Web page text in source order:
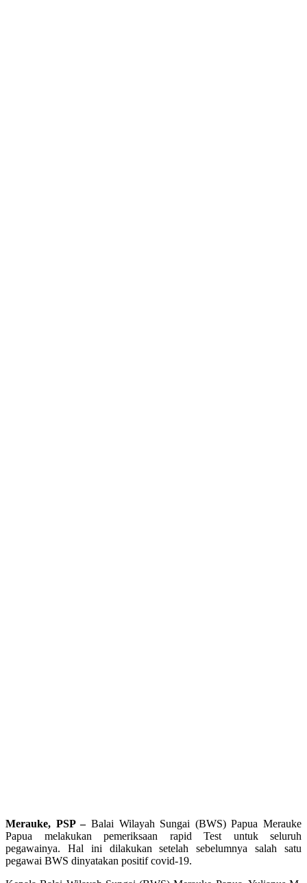
Merauke, PSP –Balai Wilayah Sungai (BWS) Papua Merauke
Papua melakukan pemeriksaan rapid Test untuk seluruh
pegawainya. Hal ini dilakukan setelah sebelumnya salah satu
pegawai BWS dinyatakan positif covid-19.